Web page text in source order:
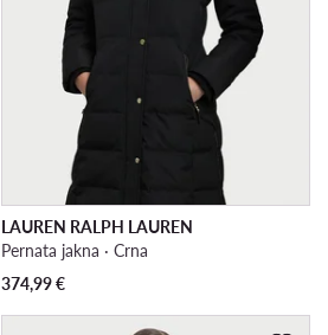
LAUREN RALPH LAUREN
Pernata jakna · Crna
374,99€